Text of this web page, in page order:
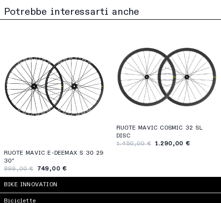
Potrebbe interessarti anche
RUOTE MAVIC E-DEEMAX S 30 29
30"
899,00 €
749,00 €
RUOTE MAVIC COSMIC 32 SL
DISC
1.450,00 €
1.290,00 €
BIKE INNOVATION
Biciclette